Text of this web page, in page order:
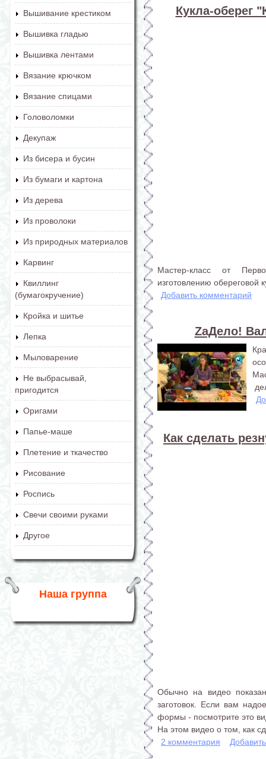
Вышивание крестиком
Вышивка гладью
Вышивка лентами
Вязание крючком
Вязание спицами
Головоломки
Декупаж
Из бисера и бусин
Из бумаги и картона
Из дерева
Из проволоки
Из природных материалов
Карвинг
Квиллинг
(бумагокручение)
Кройка и шитье
Лепка
Мыловарение
Не выбрасывай,
пригодится
Оригами
Папье-маше
Плетение и ткачество
Рисование
Роспись
Свечи своими руками
Другое
Наша группа
Кукла-оберег
Мастер-класс от
изготовлению обереговой
Добавить комментарий
ZaДело!
Как сделать
Обычно на видео
заготовок. Если вам
формы - посмотрите это
На этом видео о том, как
2 комментария